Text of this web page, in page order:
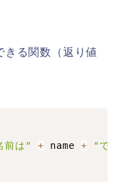
る関数（返り値
前は" + name + "で